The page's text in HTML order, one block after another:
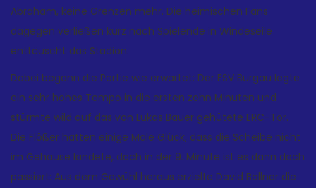
Abraham, keine Grenzen mehr. Die heimischen Fans
dagegen verließen kurz nach Spielende in Windeseile
enttäuscht das Stadion.
Dabei begann die Partie wie erwartet: Der ESV Burgau legte
ein sehr hohes Tempo in die ersten zehn Minuten und
stürmte wild auf das von Lukas Bauer gehütete ERC-Tor.
Die Flößer hatten einige Male Glück, dass die Scheibe nicht
im Gehäuse landete, doch in der 9. Minute ist es dann doch
passiert: Aus dem Gewühl heraus erzielte David Ballner die